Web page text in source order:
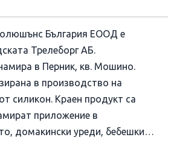
България ЕООД е
Трелеборг АБ.
в Перник, кв. Мошино.
в производство на
силикон. Краен продукт са
приложение в
домакински уреди, бебешки